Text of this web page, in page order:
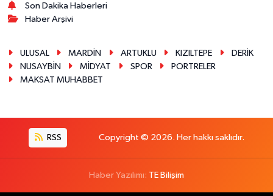
Son Dakika Haberleri
Haber Arşivi
ULUSAL MARDİN ARTUKLU KIZILTEPE
DERİK
NUSAYBİN
MİDYAT SPOR
PORTRELER
MAKSAT MUHABBET
RSS Copyright © 2026. Her hakkı saklıdır.
Haber Yazılımı: TE Bilişim